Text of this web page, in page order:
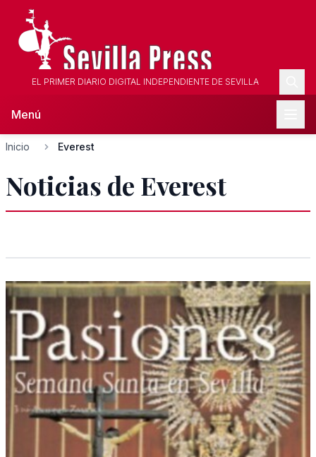
EL PRIMER DIARIO DIGITAL INDEPENDIENTE DE SEVILLA
Menú
Inicio Everest
Noticias de Everest